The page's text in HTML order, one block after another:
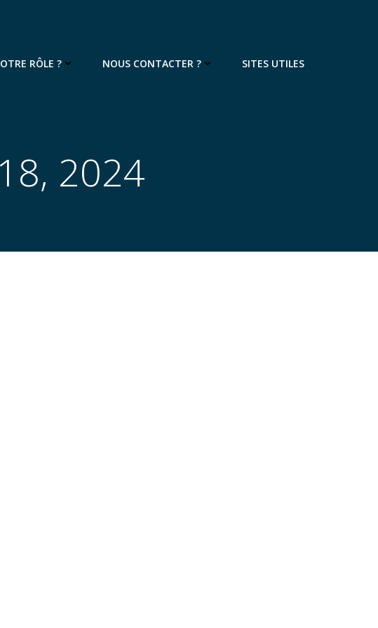
RÔLE ? NOUS CONTACTER ? SITES UTILES
2024